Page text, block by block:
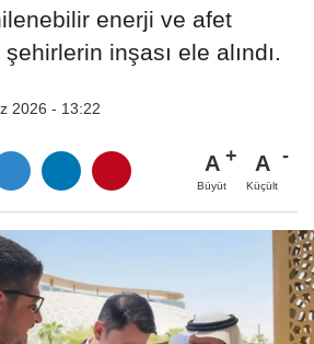
enerji ve afet
inşası ele alındı.
2026 - 13:22
A
Büyüt
A
Küçült